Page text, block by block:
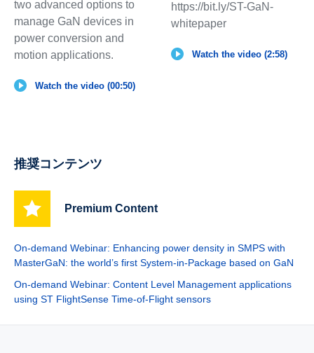
two advanced options to
manage GaN devices in
power conversion and
motion applications.
Watch the video (00:50)
https://bit.ly/ST-GaN-
whitepaper
Watch the video (2:58)
推奨コンテンツ
Premium Content
On-demand Webinar: Enhancing power density in SMPS with
MasterGaN: the world’s first System-in-Package based on GaN
On-demand Webinar: Content Level Management applications
using ST FlightSense Time-of-Flight sensors